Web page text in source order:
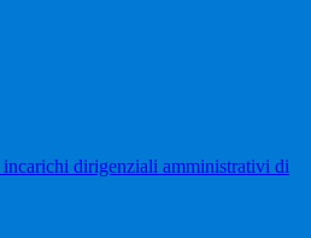
dirigenziali amministrativi di